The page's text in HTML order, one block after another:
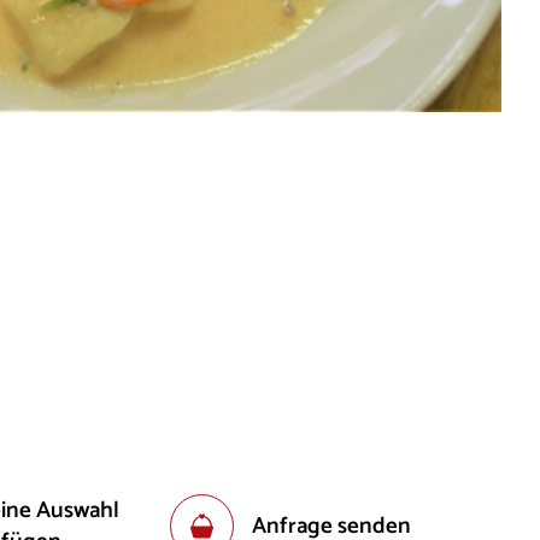
Auswahl
Anfrage senden